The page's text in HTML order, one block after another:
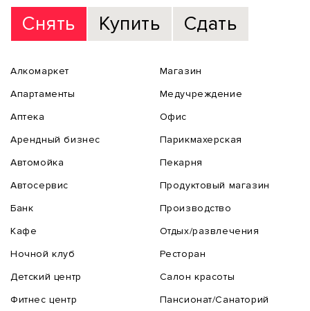
Снять
Купить Сдать
Алкомаркет
Апартаменты
Аптека
Арендный бизнес
Автомойка
Автосервис
Банк
Кафе
Ночной клуб
Детский центр
Фитнес центр
Магазин
Медучреждение
Офис
Парикмахерская
Пекарня
Продуктовый магазин
Производство
Отдых/развлечения
Ресторан
Салон красоты
Пансионат/Санаторий